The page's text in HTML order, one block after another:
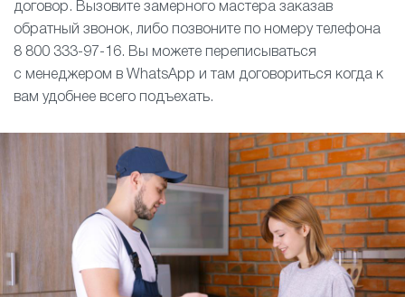
договор. Вызовите замерного мастера заказав
обратный звонок, либо позвоните по номеру телефона
8 800 333-97-16. Вы можете переписываться
с менеджером в WhatsApp и там договориться когда к
вам удобнее всего подъехать.